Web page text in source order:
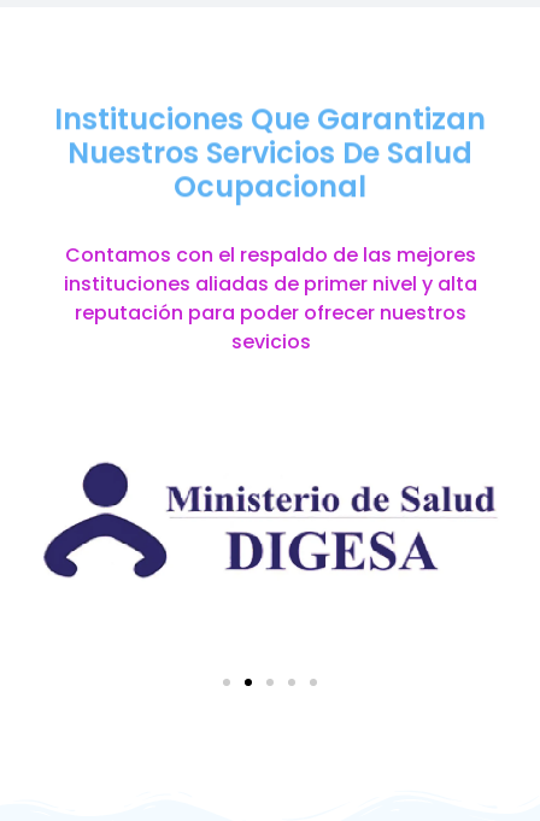
Instituciones Que Garantizan
Nuestros Servicios De Salud
Ocupacional
Contamos con el respaldo de las mejores
instituciones aliadas de primer nivel y alta
reputación para poder ofrecer nuestros
sevicios